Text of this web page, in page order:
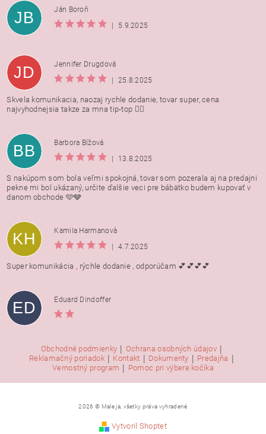
JB
Ján Boroň
|
5.9.2025
JD
Jennifer Drugdová
|
25.8.2025
Skvela komunikacia, naozaj rychle dodanie, tovar super, cena
najvyhodnejsia takze za mna tip-top 👍🏻
BB
Barbora Bížová
|
13.8.2025
S nakúpom som bola veľmi spokojná, tovar som pozerala aj na predajni
pekne mi bol ukázaný, určite ďalšie veci pre bábätko budem kupovať v
danom obchode 🩵🩶
KH
Kamila Harmanovà
|
4.7.2025
Super komunikácia , rýchle dodanie , odporúčam 💕💕💕💕
ED Eduard Dindoffer
Obchodné podmienky | Ochrana osobných údajov |
Reklamačný poriadok | Kontakt | Dokumenty | Predajňa |
Vernostný program | Pomoc pri výbere kočíka
2026 © Male ja, všetky práva vyhradené
Vytvoril Shoptet